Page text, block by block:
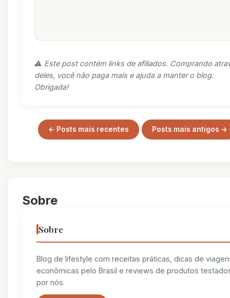
⚠️ Este post contém links de afiliados. Comprando
deles, você não paga mais e ajuda a manter o blog.
Obrigada!
← Posts mais recentes Posts mais antigos →
Sobre
Sobre
Blog de lifestyle com receitas práticas, dicas de
econômicas pelo Brasil e reviews de produtos
por nós.